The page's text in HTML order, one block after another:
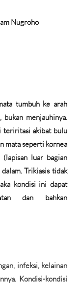
Nugroho
tumbuh ke arah
menjauhinya.
teriritasi akibat bulu
mata seperti kornea
luar bagian
Trikiasis tidak
kondisi ini dapat
dan bahkan
infeksi, kelainan
Kondisi-kondisi